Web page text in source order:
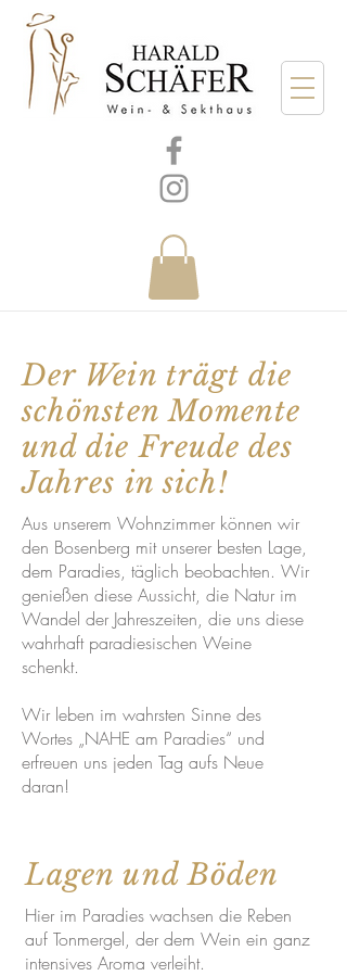
Der Wein trägt die
schönsten Momente
und die Freude des
Jahres in sich!
Aus unserem Wohnzimmer können wir
den Bosenberg mit unserer besten Lage,
dem Paradies, täglich beobachten. Wir
genießen diese Aussicht, die Natur im
Wandel der Jahreszeiten, die uns diese
wahrhaft paradiesischen Weine
schenkt.
Wir leben im wahrsten Sinne des
Wortes „NAHE am Paradies“ und
erfreuen uns jeden Tag aufs Neue
daran!
Lagen und Böden
Hier im Paradies wachsen die Reben
auf Tonmergel, der dem Wein ein ganz
intensives Aroma verleiht.